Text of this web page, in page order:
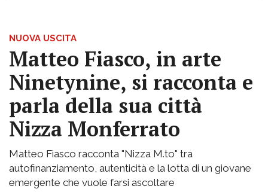
NUOVA USCITA
Matteo Fiasco, in arte
Ninetynine, si racconta e
parla della sua città
Nizza Monferrato
Matteo Fiasco racconta "Nizza M.to" tra
autofinanziamento, autenticità e la lotta di un giovane
emergente che vuole farsi ascoltare